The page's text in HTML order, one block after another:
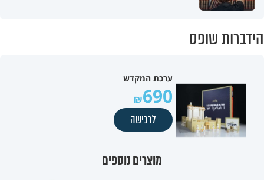
הידברות שופס
ערכת המקדש
690
לרכישה
מוצרים נוספים